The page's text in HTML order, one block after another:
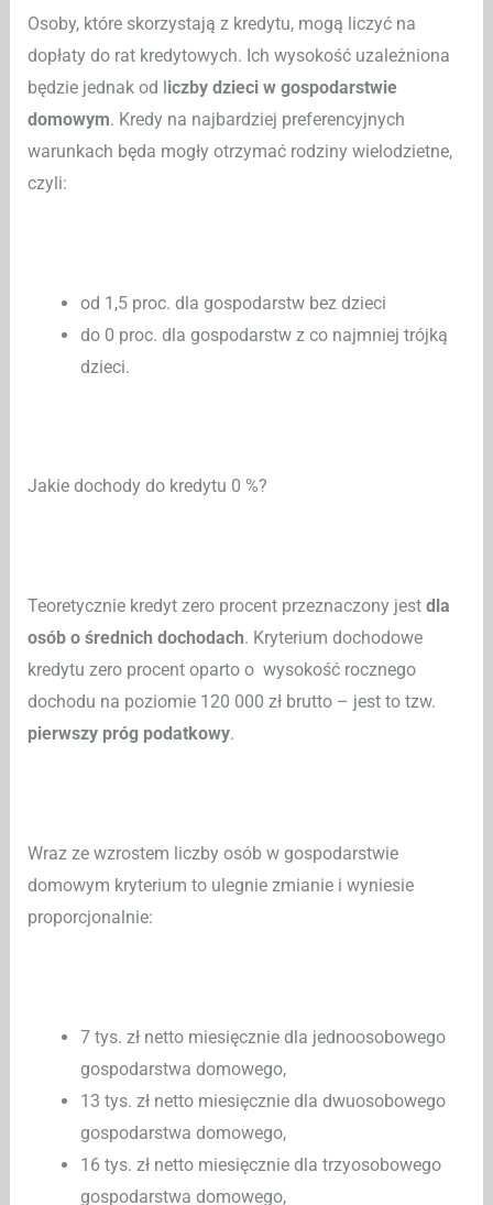
Osoby, które skorzystają z kredytu, mogą liczyć na
dopłaty do rat kredytowych. Ich wysokość uzależniona
będzie jednak od liczby dzieci w gospodarstwie
domowym. Kredy na najbardziej preferencyjnych
warunkach będa mogły otrzymać rodziny wielodzietne,
czyli:
od 1,5 proc. dla gospodarstw bez dzieci
do 0 proc. dla gospodarstw z co najmniej trójką
dzieci.
Jakie dochody do kredytu 0 %?
Teoretycznie kredyt zero procent przeznaczony jest dla
osób o średnich dochodach. Kryterium dochodowe
kredytu zero procent oparto o wysokość rocznego
dochodu na poziomie 120 000 zł brutto – jest to tzw.
pierwszy próg podatkowy.
Wraz ze wzrostem liczby osób w gospodarstwie
domowym kryterium to ulegnie zmianie i wyniesie
proporcjonalnie:
7 tys. zł netto miesięcznie dla jednoosobowego
gospodarstwa domowego,
13 tys. zł netto miesięcznie dla dwuosobowego
gospodarstwa domowego,
16 tys. zł netto miesięcznie dla trzyosobowego
gospodarstwa domowego,